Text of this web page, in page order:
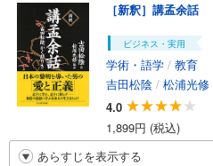
［新釈］講孟余話
ビジネス・実用
学術・語学 / 教育
吉田松陰 / 松浦光修
4.0
1,899円 (税込)
あらすじを表示する